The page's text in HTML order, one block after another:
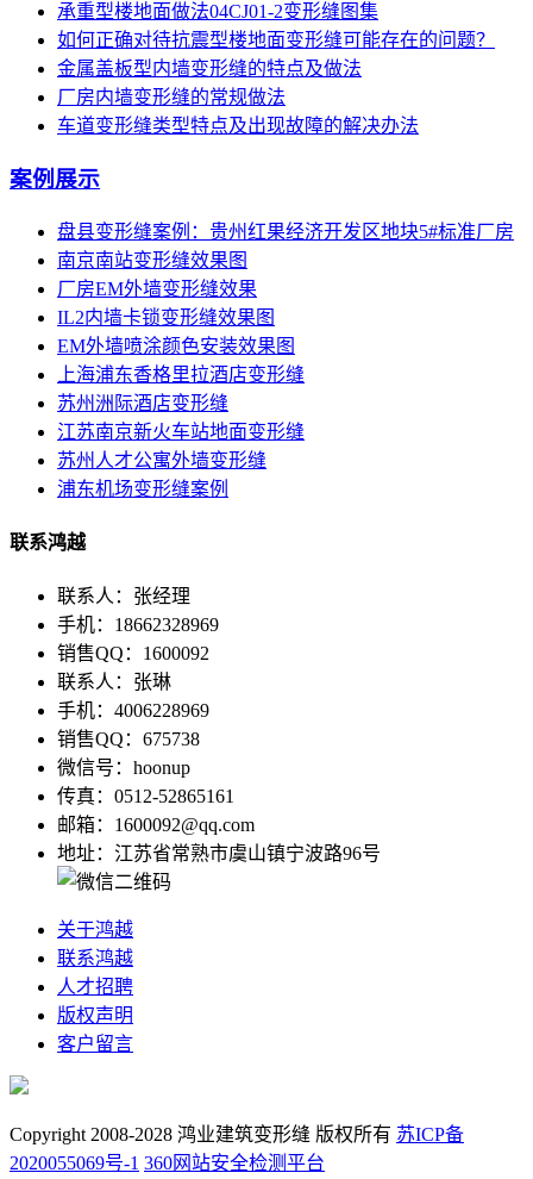
承重型楼地面做法04CJ01-2变形缝图集
如何正确对待抗震型楼地面变形缝可能存在的问题？
金属盖板型内墙变形缝的特点及做法
厂房内墙变形缝的常规做法
车道变形缝类型特点及出现故障的解决办法
案例展示
盘县变形缝案例：贵州红果经济开发区地块5#标准厂房
南京南站变形缝效果图
厂房EM外墙变形缝效果
IL2内墙卡锁变形缝效果图
EM外墙喷涂颜色安装效果图
上海浦东香格里拉酒店变形缝
苏州洲际酒店变形缝
江苏南京新火车站地面变形缝
苏州人才公寓外墙变形缝
浦东机场变形缝案例
联系鸿越
联系人：张经理
手机：18662328969
销售QQ：1600092
联系人：张琳
手机：4006228969
销售QQ：675738
微信号：hoonup
传真：0512-52865161
邮箱：1600092@qq.com
地址：江苏省常熟市虞山镇宁波路96号
关于鸿越
联系鸿越
人才招聘
版权声明
客户留言
Copyright 2008-2028 鸿业建筑变形缝 版权所有 苏ICP备
2020055069号-1 360网站安全检测平台